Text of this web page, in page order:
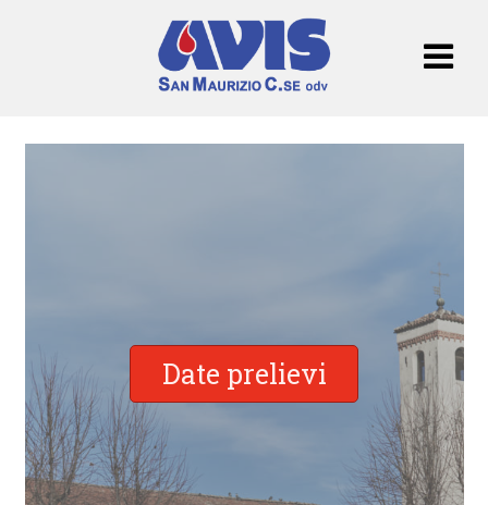
Date prelievi